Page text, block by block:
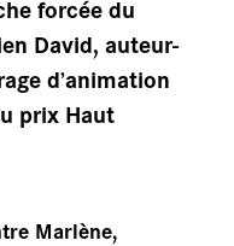
forcée du
David, auteur-
d’animation
prix Haut
Marlène,